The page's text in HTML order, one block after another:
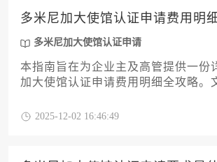
多米尼加大使馆认证申请费用明
多米尼加大使馆认证申请
本指南旨在为企业主及高管提供一份
加大使馆认证申请费用明细全攻略。
费、文件预处理费等核心支出项目，
本测算，为您呈现一份可落地执行的
2025-12-02 16:46:49